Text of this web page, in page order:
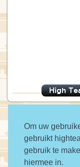
Om uw
gebruikt
gebruik te
hiermee in.
High
©